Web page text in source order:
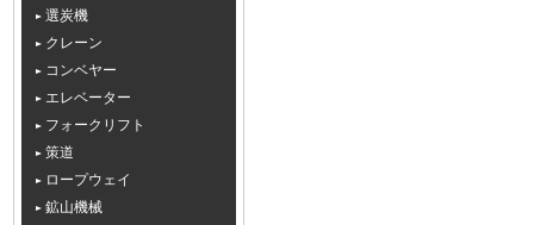
選炭機
クレーン
コンベヤー
エレベーター
フォークリフト
策道
ロープウェイ
鉱山機械